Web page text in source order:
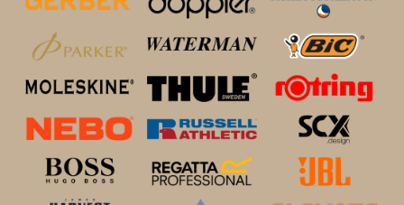
zestawie produktowym – możliwości są praktycznie nieograniczone!
PLECAKI REKLAMOWE NA KAŻDĄ PORĘ
NA PREZENT
Plecaki reklamowe BAS Kreacji to znakomity pomysł na udaną
i w każdych warunkach pogodowych.